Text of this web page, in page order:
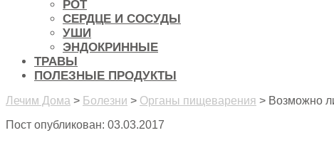
РОТ
СЕРДЦЕ И СОСУДЫ
УШИ
ЭНДОКРИННЫЕ
ТРАВЫ
ПОЛЕЗНЫЕ ПРОДУКТЫ
Лечим Дома > Болезни > Органы пищеварения > Возможно
Пост опубликован: 03.03.2017